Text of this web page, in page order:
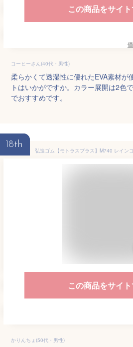
この商品をサイ
コーヒーさん(40代・男性)
柔らかくて透湿性に優れたEVA素材が
トはいかがですか。カラー展開は2色
でおすすめです。
18th
この商品をサイ
かりんちょ(50代・男性)